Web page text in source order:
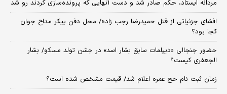
مردانه ایستاد، حکم صادر شد و دست آنهایی که پرونده‌سازی کردند رو شد
افشای جزئیاتی از قتل حمیدرضا رجب زاده/ محل دفن پیکر مداح جوان
کجا بود؟
حضور جنجالی «دیپلمات سابق بشار اسد» در جشن تولد مسکو/ بشار
الجعفری کیست؟
زمان ثبت‌ نام حج عمره اعلام شد/ قیمت مشخص شده است؟